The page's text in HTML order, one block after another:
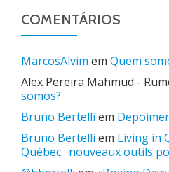
COMENTÁRIOS
MarcosAlvim em Quem
Alex Pereira Mahmud -
somos?
Bruno Bertelli em
Bruno Bertelli em Living in
Québec : nouveaux outils